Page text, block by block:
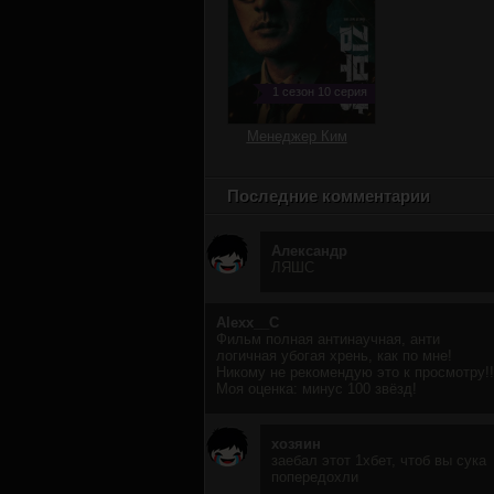
1 сезон 10 серия
Менеджер Ким
Последние комментарии
Александр
ЛЯШС
Alexx__C
Фильм полная антинаучная, анти
логичная убогая хрень, как по мне!
Никому не рекомендую это к
Моя оценка: минус 100 звёзд!
хозяин
заебал этот 1хбет, чтоб вы сука
попередохли